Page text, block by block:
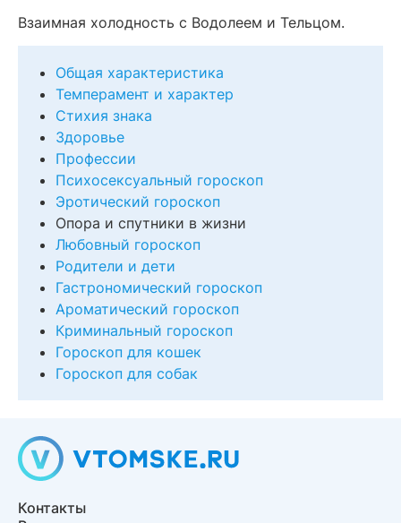
Взаимная холодность с Водолеем и Тельцом.
Общая характеристика
Темперамент и характер
Стихия знака
Здоровье
Профессии
Психосексуальный гороскоп
Эротический гороскоп
Опора и спутники в жизни
Любовный гороскоп
Родители и дети
Гастрономический гороскоп
Ароматический гороскоп
Криминальный гороскоп
Гороскоп для кошек
Гороскоп для собак
Контакты